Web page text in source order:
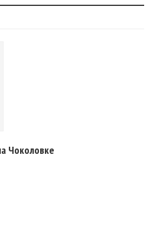
Чоколовке